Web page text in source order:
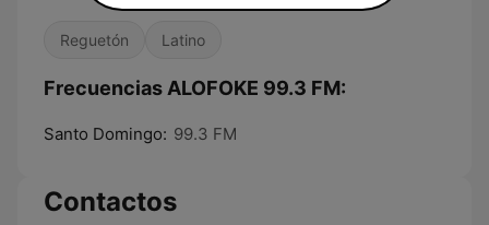
Reguetón Latino
Frecuencias ALOFOKE 99.3 FM:
Santo Domingo: 99.3 FM
Contactos